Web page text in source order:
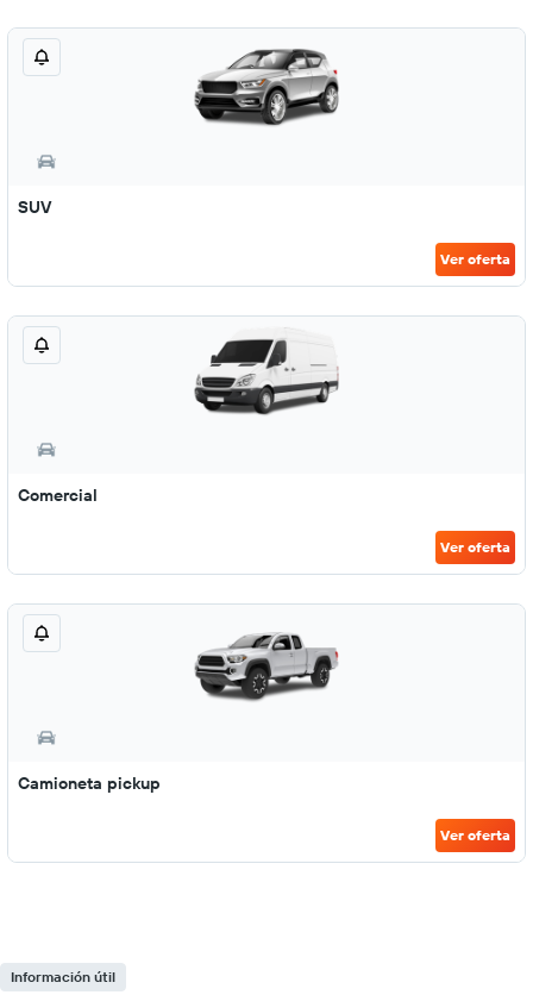
SUV
Ver oferta
Comercial
Ver oferta
Camioneta pickup
Ver oferta
Información útil